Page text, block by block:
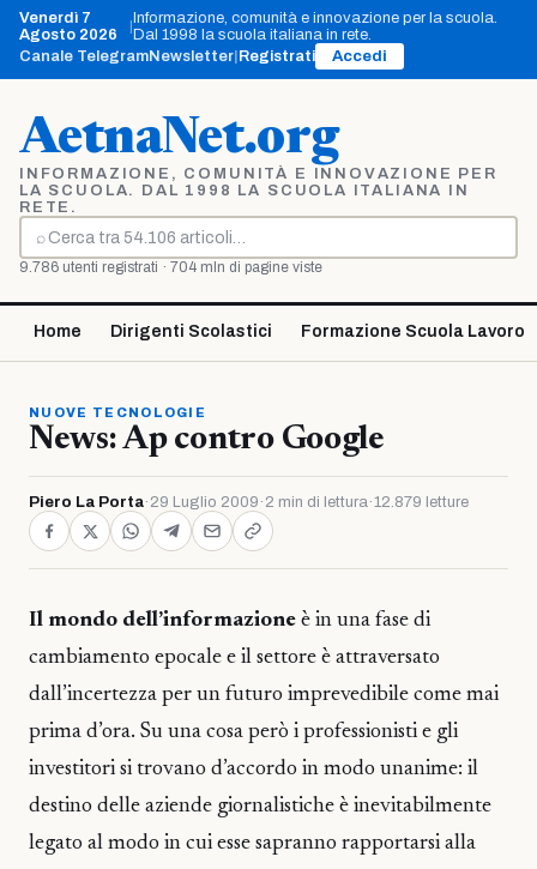
Vai
contenuto
Venerdì 7
Agosto 2026
Informazione, comunità e innovazione per la scuola.
Dal 1998 la scuola italiana in rete.
Canale TelegramNewsletter Registrati Accedi
AetnaNet.org
INFORMAZIONE, COMUNITÀ E INNOVAZIONE PER
LA SCUOLA. DAL 1998 LA SCUOLA ITALIANA IN
RETE.
⌕
Cerca
9.786 utenti registrati · 704 mln di pagine viste
Home Dirigenti Scolastici Formazione Scuola Lavoro
NUOVE TECNOLOGIE
News: Ap contro Google
Piero La Porta· 29 Luglio 2009 · 2 min di lettura·12.879 letture
Il mondo dell’informazione è in una fase di
cambiamento epocale e il settore è attraversato
dall’incertezza per un futuro imprevedibile come mai
prima d’ora. Su una cosa però i professionisti e gli
investitori si trovano d’accordo in modo unanime: il
destino delle aziende giornalistiche è inevitabilmente
legato al modo in cui esse sapranno rapportarsi alla